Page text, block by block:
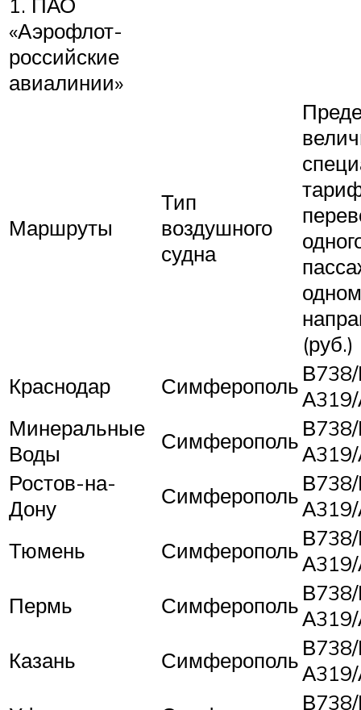
«Аэрофлот-
российские
авиалинии»
Маршруты
Тип
воздушного
судна
одном
(руб.)
Краснодар
Симферополь
Минеральные
Воды
Симферополь
Ростов-на-
Дону
Симферополь
Тюмень
Симферополь
Пермь
Симферополь
Казань
Симферополь